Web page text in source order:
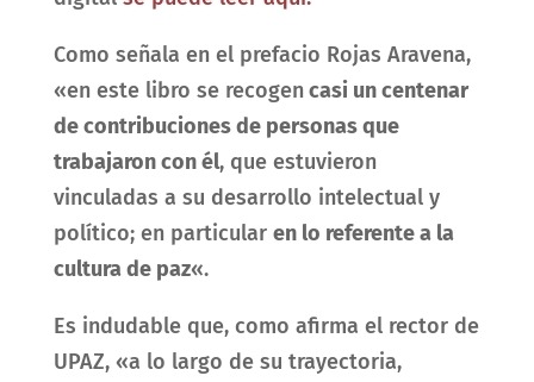
Como señala en el prefacio Rojas Aravena,
«en este libro se recogencasi un centenar
de contribuciones de personas que
trabajaron con él, que estuvieron
vinculadas a su desarrollo intelectual y
político; en particular en lo referente a la
cultura de paz«.
Es indudable que, como afirma el rector de
UPAZ, «a lo largo de su trayectoria,